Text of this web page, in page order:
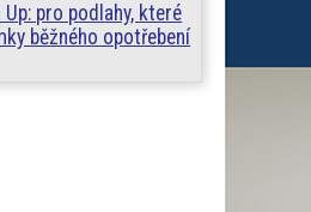
Up: pro podlahy, které
běžného opotřebení